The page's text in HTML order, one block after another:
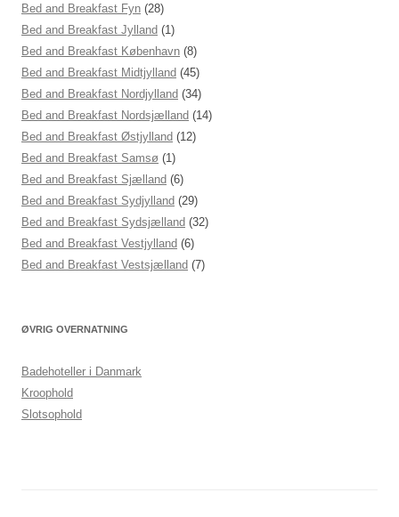
Bed and Breakfast Fyn (28)
Bed and Breakfast Jylland (1)
Bed and Breakfast København (8)
Bed and Breakfast Midtjylland (45)
Bed and Breakfast Nordjylland (34)
Bed and Breakfast Nordsjælland (14)
Bed and Breakfast Østjylland (12)
Bed and Breakfast Samsø (1)
Bed and Breakfast Sjælland (6)
Bed and Breakfast Sydjylland (29)
Bed and Breakfast Sydsjælland (32)
Bed and Breakfast Vestjylland (6)
Bed and Breakfast Vestsjælland (7)
ØVRIG OVERNATNING
Badehoteller i Danmark
Kroophold
Slotsophold